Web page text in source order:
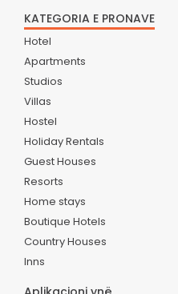
KATEGORIA E PRONAVE
Hotel
Apartments
Studios
Villas
Hostel
Holiday Rentals
Guest Houses
Resorts
Home stays
Boutique Hotels
Country Houses
Inns